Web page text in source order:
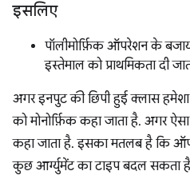
इसलिए
पॉलीमोर्फ़िक ऑपरेशन के
इस्तेमाल को प्राथमिकता दी
अगर इनपुट की छिपी हुई क्लास
को मोनोर्फ़िक कहा जाता है. अगर ऐसा
कहा जाता है. इसका मतलब है कि
कुछ आर्ग्युमेंट का टाइप बदल सकता